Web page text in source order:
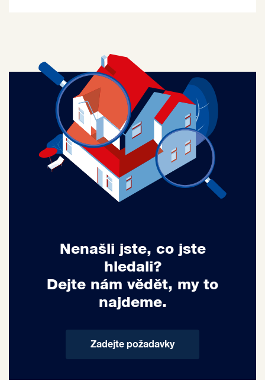
Nenašli jste, co jste
hledali?
Dejte nám vědět, my to
najdeme.
Zadejte požadavky